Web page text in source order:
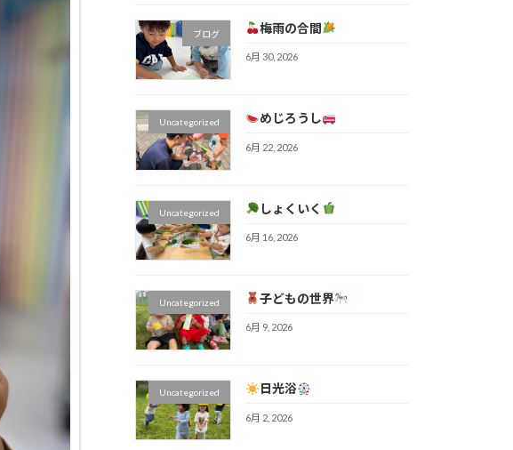
ブログ 梅雨の合間
6月 30, 2026
Uncategorized めじろうし
6月 22, 2026
Uncategorized しょくいく
6月 16, 2026
Uncategorized 子どもの世界
6月 9, 2026
Uncategorized 日光浴
6月 2, 2026